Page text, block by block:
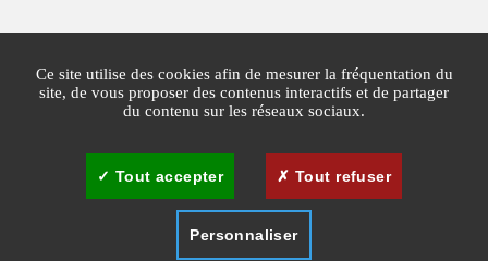
Mentions légales Agglomération Cannes Lérins
Plan du site Gestion des cookies
Ce site utilise des cookies afin de mesurer la fréquentation du
site, de vous proposer des contenus interactifs et de partager
du contenu sur les réseaux sociaux.
Tout accepter Tout refuser
Personnaliser